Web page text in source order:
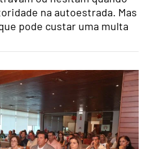
na autoestrada. Mas
pode custar uma multa